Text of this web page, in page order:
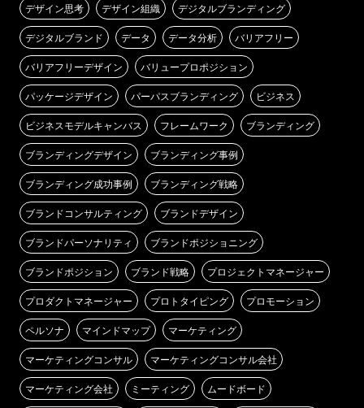
デザイン思考 デザイン組織 デジタルブランディング
デジタルブランド データ データ分析 バリアフリー
バリアフリーデザイン バリュープロポジション
パッケージデザイン パーパスブランディング ビジネス
ビジネスモデルキャンバス フレームワーク ブランディング
ブランディングデザイン ブランディング事例
ブランディング成功事例 ブランディング戦略
ブランドコンサルティング ブランドデザイン
ブランドパーソナリティ ブランドポジショニング
ブランドポジション ブランド戦略 プロジェクトマネージャー
プロダクトマネージャー プロトタイピング プロモーション
ペルソナ マインドマップ マーケティング
マーケティングコンサル マーケティングコンサル会社
マーケティング会社 ミーティング ムードボード